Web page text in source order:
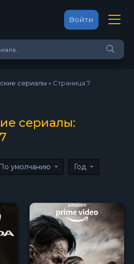
Войти
сериалы » Страница 7
сериалы:
По умолчанию Год